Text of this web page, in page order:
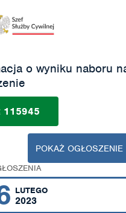
o wyniku naboru
115945
POKAŻ OGŁOSZENIE
LUTEGO
2023